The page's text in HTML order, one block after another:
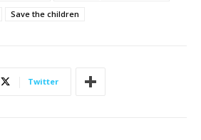
Save the children
Twitter